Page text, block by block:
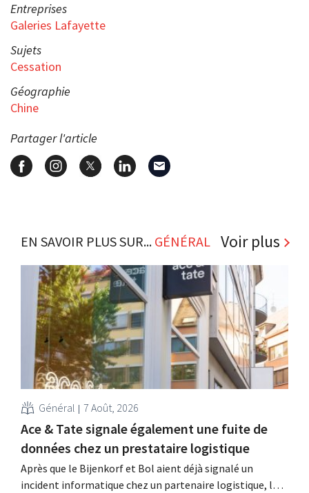
Entreprises
Galeries Lafayette
Sujets
Cessation
Géographie
Chine
Partager l'article
EN SAVOIR PLUS SUR... GÉNÉRAL Voir plus
Général 7 Août, 2026
Ace & Tate signale également une fuite de
données chez un prestataire logistique
Après que le Bijenkorf et Bol aient déjà signalé un
incident informatique chez un partenaire logistique, la